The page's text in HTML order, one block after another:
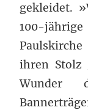
gekleidet.
100-
ihren Stolz
Wunder